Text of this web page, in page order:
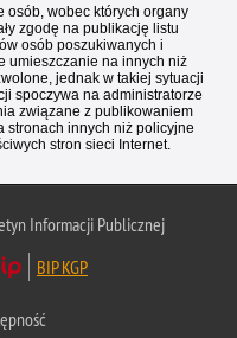
osób, wobec których organy
zgodę na publikację listu
osób poszukiwanych i
umieszczanie na innych niż
jednak w takiej sytuacji
spoczywa na administratorze
związane z publikowaniem
stronach innych niż policyjne
stron sieci Internet.
Informacji Publicznej
BIP KGP